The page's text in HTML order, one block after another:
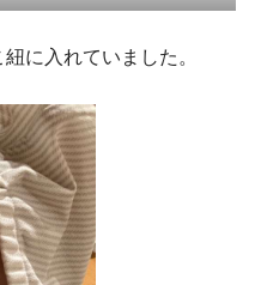
に入れていました。